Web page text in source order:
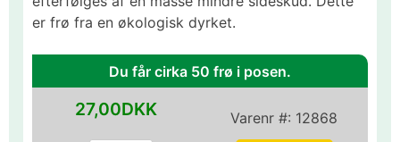
er frø fra en økologisk dyrket.
Du får cirka 50 frø i posen.
Varenr #: 12868
27,00DKK